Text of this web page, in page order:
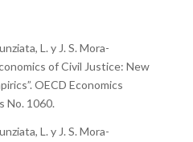
L. y J. S. Mora-
of Civil Justice: New
OECD Economics
No. 1060.
L. y J. S. Mora-